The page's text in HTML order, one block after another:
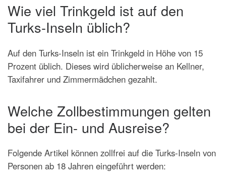
Wie viel Trinkgeld ist auf den
Turks-Inseln üblich?
Auf den Turks-Inseln ist ein Trinkgeld in Höhe von 15
Prozent üblich. Dieses wird üblicherweise an Kellner,
Taxifahrer und Zimmermädchen gezahlt.
Welche Zollbestimmungen gelten
bei der Ein- und Ausreise?
Folgende Artikel können zollfrei auf die Turks-Inseln von
Personen ab 18 Jahren eingeführt werden: